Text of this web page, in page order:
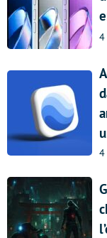
4
4